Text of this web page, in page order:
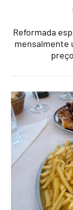
Reformada
mensalmente